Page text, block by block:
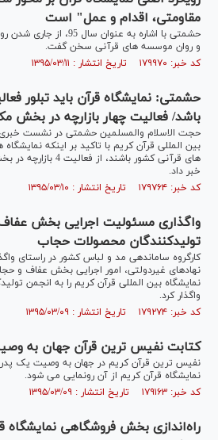
مقاومتی، اقدام و عمل" است
حشمتی با اشاره به عنوان
و روان موسسه های قرآنی سخن گفت.
کد خبر: ۱۷۹۹۷۰ تاریخ انتشار : ۱۳۹۵/۰۳/۱۱
حشمتی: نمایشگاه قرآن باید تبلور
باشد/ فعالیت چهار بازارچه در بخش
حجت الاسلام والمسلمین حشمتی در نشست
بین المللی قرآن کریم با تاکید بر اینکه
های قرآنی کشور
خبر داد.
کد خبر: ۱۷۹۷۶۴ تاریخ انتشار : ۱۳۹۵/۰۳/۱۰
واگذاری مسئولیت اجرایی بخش
تولیدکنندگان محصولات حجاب
کارگروه ساماندهی مد و لباس کشور در راستای
نهادهای غیردولتی، امور اجرایی بخش عفاف و
نمایشگاه بین المللی قرآن کریم را به انجمن
واگذار کرد.
کد خبر: ۱۷۹۲۷۴ تاریخ انتشار : ۱۳۹۵/۰۳/۰۹
کتابت نفیس ترین قرآن جهان به
نفیس ترین قرآن کریم در جهان به وصیت یک
نمایشگاه قرآن کریم از آن رونمایی می شود.
کد خبر: ۱۷۹۱۶۳ تاریخ انتشار : ۱۳۹۵/۰۳/۰۹
راه‌اندازی بخش فروشگاهی نمایشگاه